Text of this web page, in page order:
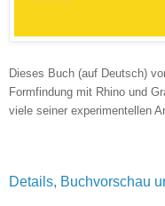
Dieses Buch (auf Deutsch)
Formfindung mit Rhino und
viele seiner experimentellen
Details, Buchvorschau